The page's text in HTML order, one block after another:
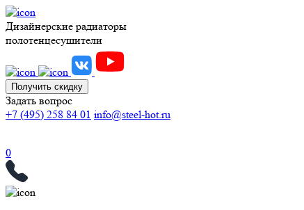
Дизайнерские радиаторы
полотенцесушители
Получить скидку
Задать вопрос
+7 (495) 258 84 01 info@steel-hot.ru
0